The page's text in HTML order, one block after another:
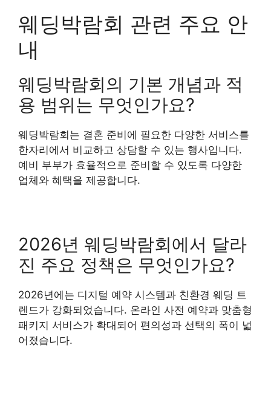
웨딩박람회 관련 주요 안
내
웨딩박람회의 기본 개념과 적
용 범위는 무엇인가요?
웨딩박람회는 결혼 준비에 필요한 다양한 서비스를
한자리에서 비교하고 상담할 수 있는 행사입니다.
예비 부부가 효율적으로 준비할 수 있도록 다양한
업체와 혜택을 제공합니다.
2026년 웨딩박람회에서 달라
진 주요 정책은 무엇인가요?
2026년에는 디지털 예약 시스템과 친환경 웨딩 트
렌드가 강화되었습니다. 온라인 사전 예약과 맞춤형
패키지 서비스가 확대되어 편의성과 선택의 폭이 넓
어졌습니다.